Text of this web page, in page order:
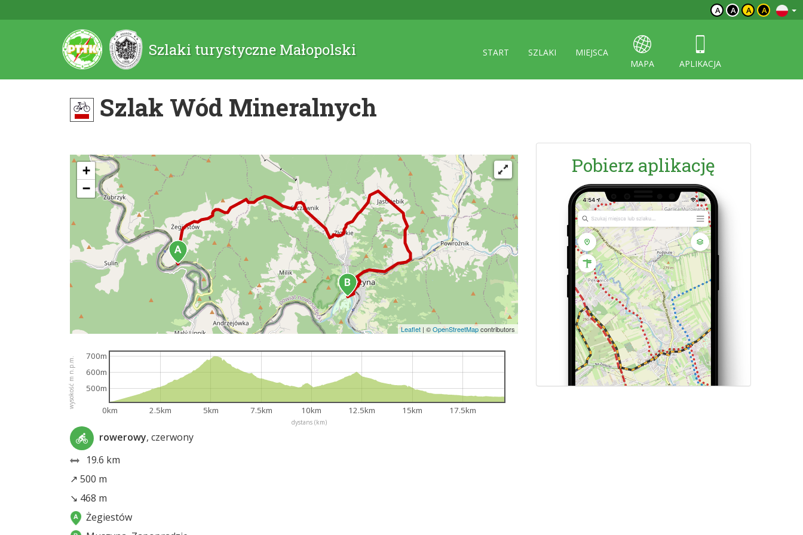
A A A A
Szlaki turystyczne Małopolski START SZLAKI
MIEJSCA
MAPA
APLIKACJA
Szlak Wód Mineralnych
+
−
Leaflet | ©OpenStreetMapcontributors
dystans (km)
wysokość m n.p.m.
0km 2.5km 5km 7.5km 10km 12.5km 15km 17.5km
500m
600m
700m
rowerowy, czerwony
19.6 km
↗ 500 m
↘ 468 m
Żegiestów
Pobierz aplikację